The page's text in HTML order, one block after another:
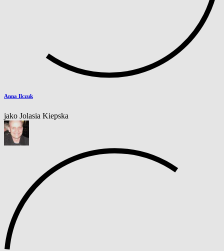
Anna Ilczuk
jako Jolasia Kiepska